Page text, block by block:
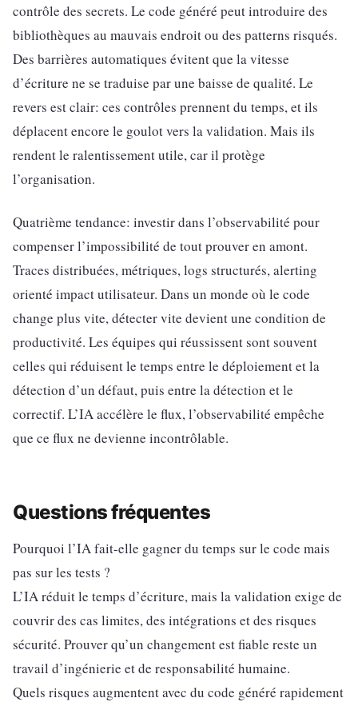
contrôle des secrets. Le code généré peut introduire des
bibliothèques au mauvais endroit ou des patterns risqués.
Des barrières automatiques évitent que la vitesse
d’écriture ne se traduise par une baisse de qualité. Le
revers est clair: ces contrôles prennent du temps, et ils
déplacent encore le goulot vers la validation. Mais ils
rendent le ralentissement utile, car il protège
l’organisation.
Quatrième tendance: investir dans l’observabilité pour
compenser l’impossibilité de tout prouver en amont.
Traces distribuées, métriques, logs structurés, alerting
orienté impact utilisateur. Dans un monde où le code
change plus vite, détecter vite devient une condition de
productivité. Les équipes qui réussissent sont souvent
celles qui réduisent le temps entre le déploiement et la
détection d’un défaut, puis entre la détection et le
correctif. L’IA accélère le flux, l’observabilité empêche
que ce flux ne devienne incontrôlable.
Questions fréquentes
Pourquoi l’IA fait-elle gagner du temps sur le code mais
pas sur les tests ?
L’IA réduit le temps d’écriture, mais la validation exige de
couvrir des cas limites, des intégrations et des risques
sécurité. Prouver qu’un changement est fiable reste un
travail d’ingénierie et de responsabilité humaine.
Quels risques augmentent avec du code généré rapidement